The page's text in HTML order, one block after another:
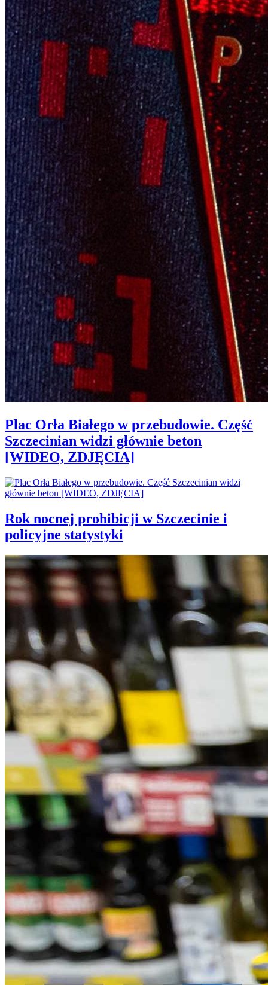
Plac Orła Białego w przebudowie. Część
Szczecinian widzi głównie beton
[WIDEO, ZDJĘCIA]
Rok nocnej prohibicji w Szczecinie i
policyjne statystyki